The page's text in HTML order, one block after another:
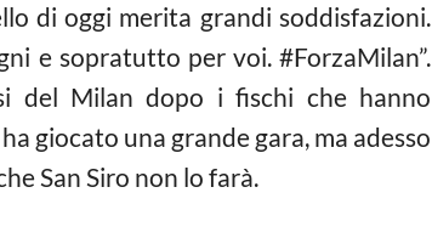
di oggi merita grandi soddisfazioni.
e sopratutto per voi. #ForzaMilan”.
del Milan dopo i fischi che hanno
giocato una grande gara, ma adesso
San Siro non lo farà.